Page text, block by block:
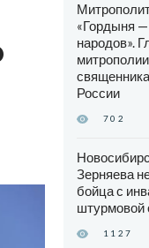
«Гордыня
народов».
России
702
Зерняева
бойца с
штурмовой
1127